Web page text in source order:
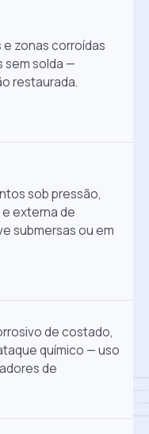
zonas corroídas
sem solda —
restaurada.
sob pressão,
externa de
submersas ou em
de costado,
químico — uso
de